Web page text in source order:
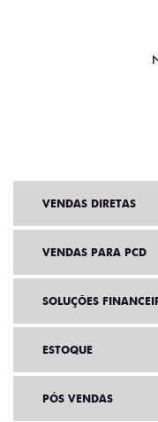
VENDAS DIRETAS
VENDAS PARA PCD
SOLUÇÕES
ESTOQUE